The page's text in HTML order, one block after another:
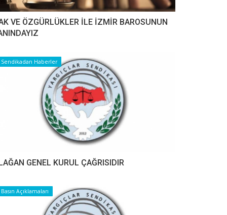
VE ÖZGÜRLÜKLER İLE İZMİR BAROSUNUN
Sendikadan Haberler
GENEL KURUL ÇAĞRISIDIR
Basın Açıklamaları